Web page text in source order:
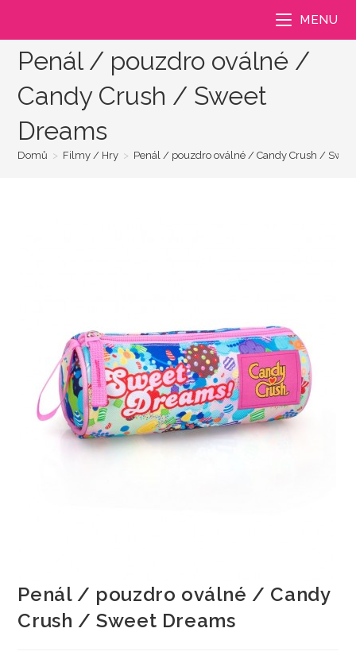
MENU
Penál / pouzdro oválné /
Candy Crush / Sweet
Dreams
Domů > Filmy / Hry > Penál / pouzdro oválné / Candy Crush /
Penál / pouzdro oválné / Candy
Crush / Sweet Dreams